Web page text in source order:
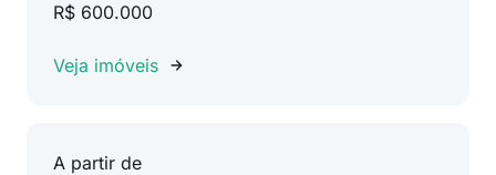
R$ 600.000
Veja imóveis
A partir de